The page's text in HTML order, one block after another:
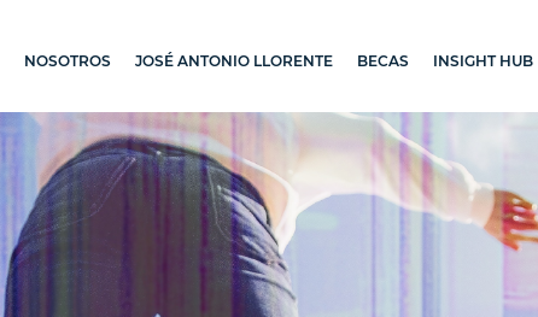
NOSOTROS JOSÉ ANTONIO LLORENTE BECAS INSIGHT HUB